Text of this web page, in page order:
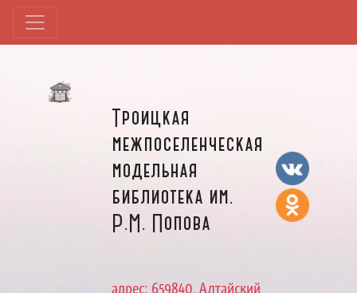
Троицкая
межпоселенческая
модельная
библиотека им.
Р.М. Попова
адрес: 659840, Алтайский